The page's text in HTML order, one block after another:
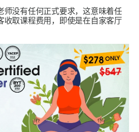
师没有任何正式要求，这意味着任
收取课程费用，即使是在自家客厅